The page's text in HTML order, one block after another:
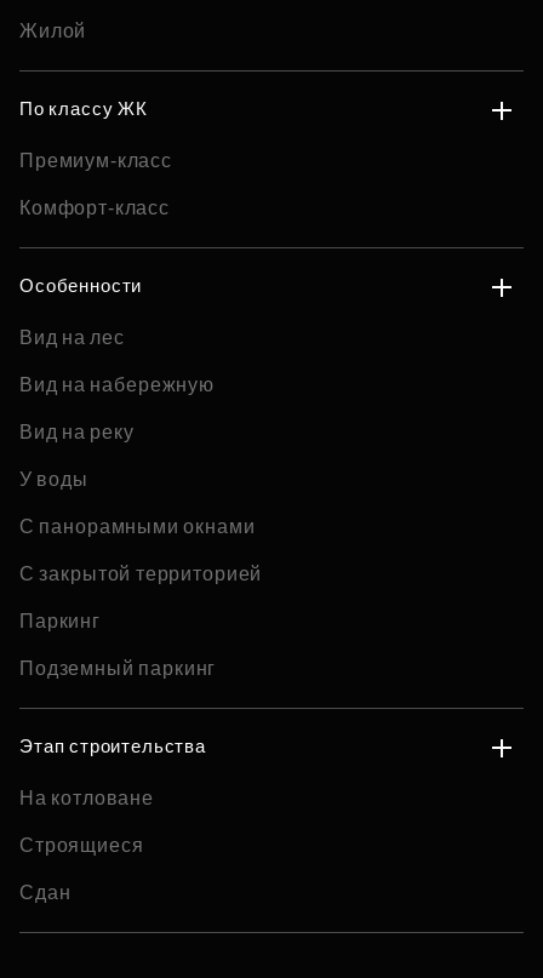
Жилой
По классу ЖК
Премиум-класс
Комфорт-класс
Особенности
Вид на лес
Вид на набережную
Вид на реку
У воды
С панорамными окнами
С закрытой территорией
Паркинг
Подземный паркинг
Этап строительства
На котловане
Строящиеся
Сдан